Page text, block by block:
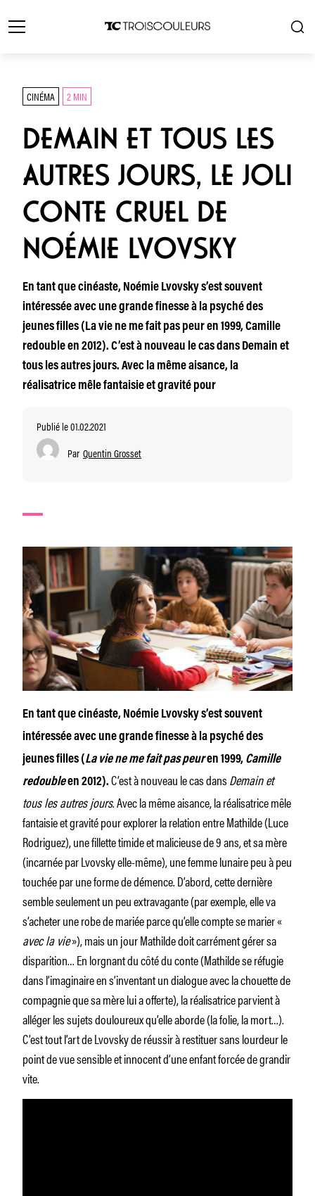
CINÉMA 2 MIN
DEMAIN ET TOUS LES
AUTRES JOURS, LE JOLI
CONTE CRUEL DE
NOÉMIE LVOVSKY
En tant que cinéaste, Noémie Lvovsky s’est souvent
intéressée avec une grande finesse à la psyché des
jeunes filles (La vie ne me fait pas peur en 1999, Camille
redouble en 2012). C’est à nouveau le cas dans Demain et
tous les autres jours. Avec la même aisance, la
réalisatrice mêle fantaisie et gravité pour
Publié le 01.02.2021
Par Quentin Grosset
En tant que cinéaste, Noémie Lvovsky s’est souvent
intéressée avec une grande finesse à la psyché des
jeunes filles (La vie ne me fait pas peuren 1999, Camille
redoubleen 2012). C’est à nouveau le cas dansDemain et
tous les autres jours. Avec la même aisance, la réalisatrice mêle
fantaisie et gravité pour explorer la relation entre Mathilde (Luce
Rodriguez), une fillette timide et malicieuse de 9 ans, et sa mère
(incarnée par Lvovsky elle-même), une femme lunaire peu à peu
touchée par une forme de démence. D’abord, cette dernière
semble seulement un peu extravagante (par exemple, elle va
s’acheter une robe de mariée parce qu’elle compte se marier «
avec la vie»), mais un jour Mathilde doit carrément gérer sa
disparition… En lorgnant du côté du conte (Mathilde se réfugie
dans l’imaginaire en s’inventant un dialogue avec la chouette de
compagnie que sa mère lui a offerte), la réalisatrice parvient à
alléger les sujets douloureux qu’elle aborde (la folie, la mort…).
C’est tout l’art de Lvovsky de réussir à restituer sans lourdeur le
point de vue sensible et innocent d’une enfant forcée de grandir
vite.